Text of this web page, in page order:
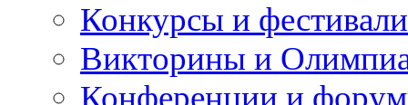
Конкурсы и фестивали
Викторины и
Конференции и